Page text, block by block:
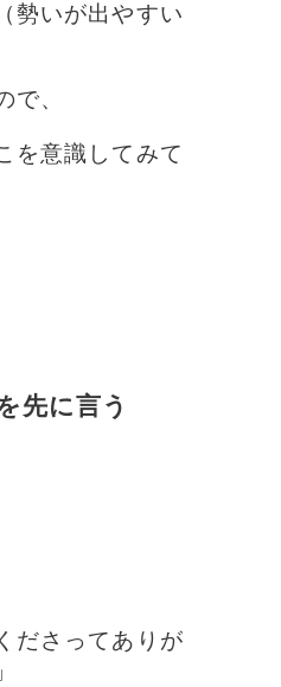
勢いが出やすい
で、
を意識してみて
先に言う
ださってありが